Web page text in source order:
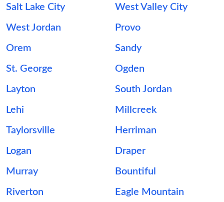
Salt Lake City West Valley City
West Jordan Provo
Orem Sandy
St. George Ogden
Layton South Jordan
Lehi Millcreek
Taylorsville Herriman
Logan Draper
Murray Bountiful
Riverton Eagle Mountain